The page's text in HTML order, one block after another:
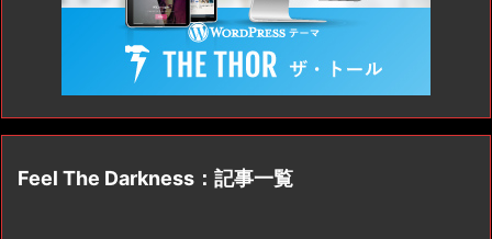
Feel The Darkness：記事一覧